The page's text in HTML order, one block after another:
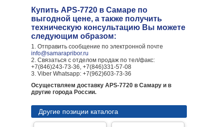
Купить APS-7720 в Самаре по
выгодной цене, а также получить
техническую консультацию Вы можете
следующим образом:
1. Отправить сообщение по электронной почте
info@samarapribor.ru
2. Связаться с отделом продаж по тел/факс:
+7(846)243-73-36, +7(846)331-57-08
3. Viber Whatsapp: +7(962)603-73-36
Осуществляем доставку APS-7720 в Самару и в
другие города России.
Другие позиции каталога